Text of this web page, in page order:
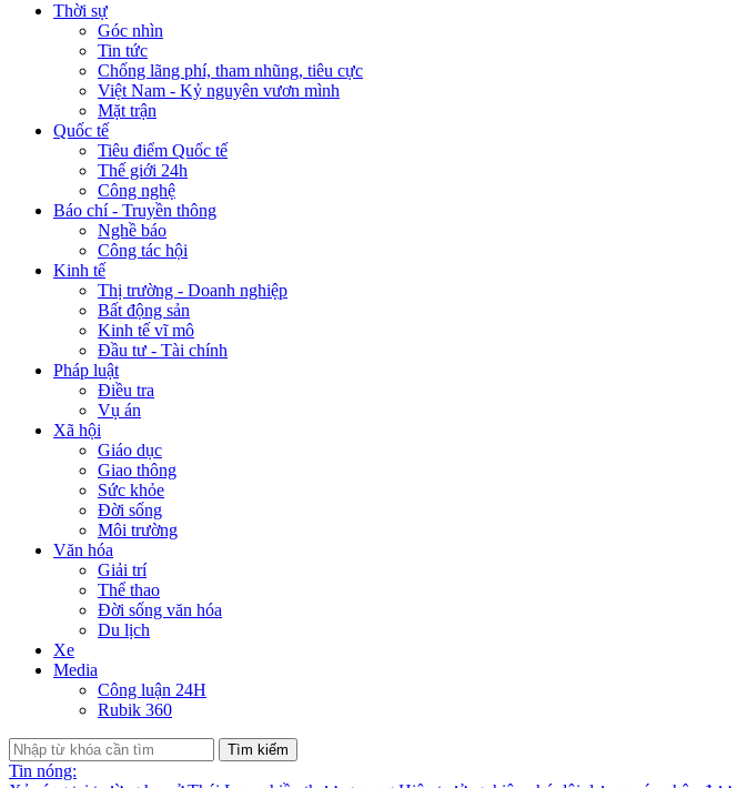
Thời sự
Góc nhìn
Tin tức
Chống lãng phí, tham nhũng, tiêu cực
Việt Nam - Kỷ nguyên vươn mình
Mặt trận
Quốc tế
Tiêu điểm Quốc tế
Thế giới 24h
Công nghệ
Báo chí - Truyền thông
Nghề báo
Công tác hội
Kinh tế
Thị trường - Doanh nghiệp
Bất động sản
Kinh tế vĩ mô
Đầu tư - Tài chính
Pháp luật
Điều tra
Vụ án
Xã hội
Giáo dục
Giao thông
Sức khỏe
Đời sống
Môi trường
Văn hóa
Giải trí
Thể thao
Đời sống văn hóa
Du lịch
Xe
Media
Công luận 24H
Rubik 360
Tìm kiếm
Tin nóng: